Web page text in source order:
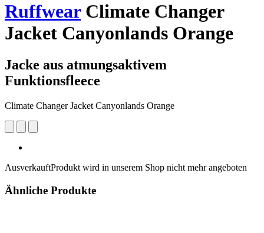
RuffwearClimate Changer
Jacket Canyonlands Orange
Jacke aus atmungsaktivem
Funktionsfleece
Climate Changer Jacket Canyonlands Orange
AusverkauftProdukt wird in unserem Shop nicht mehr angeboten
Ähnliche Produkte